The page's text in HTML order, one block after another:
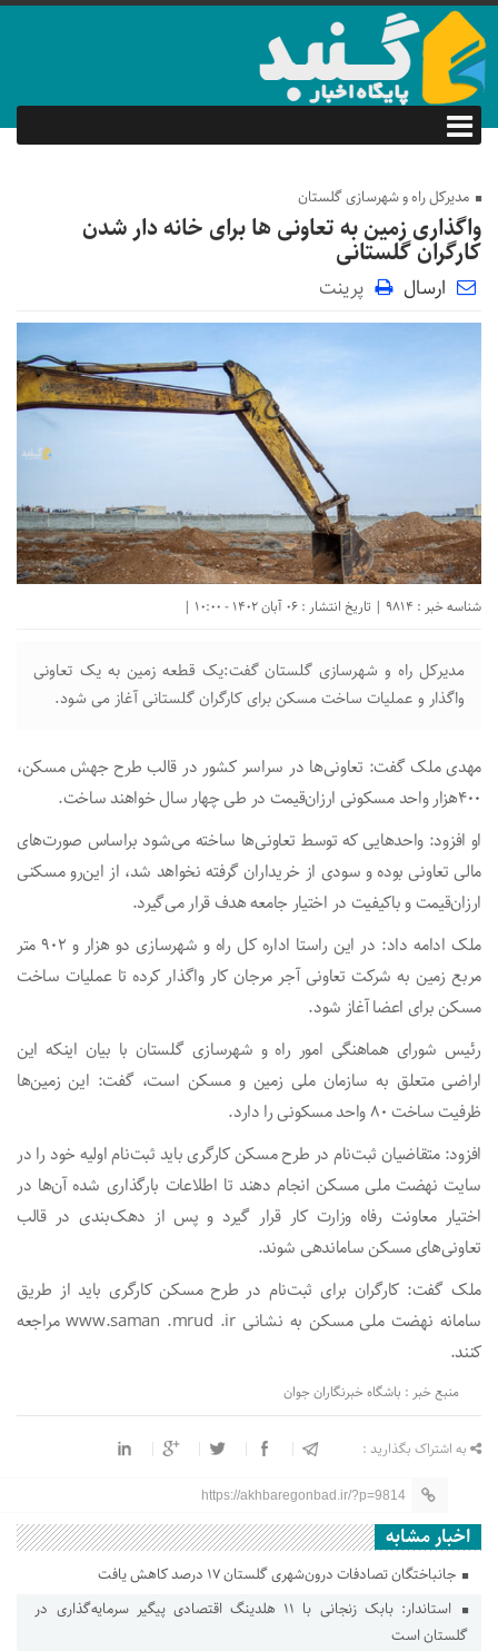
مدیرکل راه و شهرسازی گلستان
واگذاری زمین به تعاونی ها برای خانه دار شدن
کارگران گلستانی
ارسال پرینت
شناسه خبر : 9814 | تاریخ انتشار : 06 آبان 1402 - 10:00 |
مدیرکل راه و شهرسازی گلستان گفت:یک قطعه زمین به یک تعاونی
واگذار و عملیات ساخت مسکن برای کارگران گلستانی آغاز می شود.
مهدی ملک گفت: تعاونی‌ها در سراسر کشور در قالب طرح جهش مسکن،
۴۰۰هزار واحد مسکونی ارزان‌قیمت در طی چهار سال خواهند ساخت.
او افزود: واحد‌هایی که توسط تعاونی‌ها ساخته می‌شود براساس صورت‌های
مالی تعاونی بوده و سودی از خریداران گرفته نخواهد شد، از این‌رو مسکنی
ارزان‌قیمت و باکیفیت در اختیار جامعه هدف قرار می‌گیرد.
ملک ادامه داد: در این راستا اداره کل راه و شهرسازی دو هزار و ۹۰۲ متر
مربع زمین به شرکت تعاونی آجر مرجان کار واگذار کرده تا عملیات ساخت
مسکن برای اعضا آغاز شود.
رئیس شورای هماهنگی امور راه و شهرسازی گلستان با بیان اینکه این
اراضی متعلق به سازمان ملی زمین و مسکن است، گفت: این زمین‌ها
ظرفیت ساخت ۸۰ واحد مسکونی را دارد.
افزود: متقاضیان ثبت‌نام در طرح مسکن کارگری باید ثبت‌نام اولیه خود را در
سایت نهضت ملی مسکن انجام دهند تا اطلاعات بارگذاری شده آن‌ها در
اختیار معاونت رفاه وزارت کار قرار گیرد و پس از دهک‌بندی در قالب
تعاونی‌های مسکن ساماندهی شوند.
ملک گفت: کارگران برای ثبت‌نام در طرح مسکن کارگری باید از طریق
سامانه نهضت ملی مسکن به نشانی www.saman .mrud .ir مراجعه
کنند.
منبع خبر : باشگاه خبرنگاران جوان
به اشتراک بگذارید :
https://akhbaregonbad.ir/?p=9814
اخبار مشابه
جانباختگان تصادفات درون‌شهری گلستان ۱۷ درصد کاهش یافت
استاندار: بابک زنجانی با ۱۱ هلدینگ اقتصادی پیگیر سرمایه‌گذاری در
گلستان است